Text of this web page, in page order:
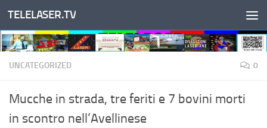
Salta al contenuto
TELELASER.TV
UNCATEGORIZED 0
Mucche in strada, tre feriti e 7 bovini morti
in scontro nell’Avellinese